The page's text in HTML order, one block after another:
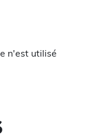
n'est utilisé